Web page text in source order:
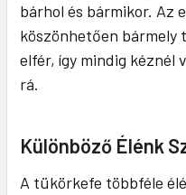
bárhol és bármikor. Az
köszönhetően bármely
elfér, így mindig kéznél
rá.
Különböző Élénk
A tükörkefe többféle